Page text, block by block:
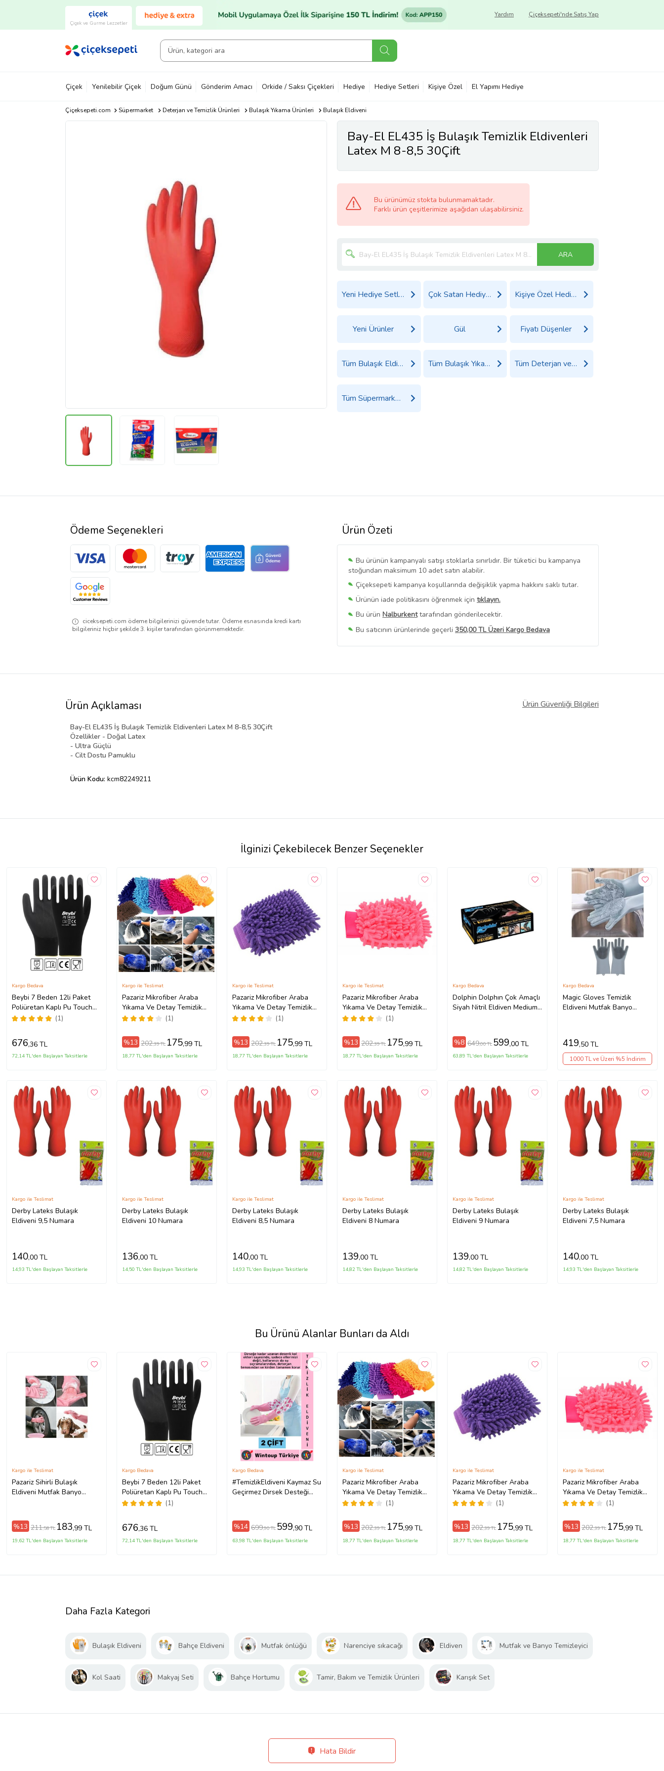
Çiçek ve Gurme Lezzetler
Çiçeksepeti'nde Satış Yap
Yardım
Çiçek Yenilebilir Çiçek Doğum Günü Gönderim Amacı Orkide / Saksı Çiçekleri Hediye Hediye Setleri Kişiye Özel El Yapımı Hediye
Çiçeksepeti.com Süpermarket Deterjan ve Temizlik Ürünleri Bulaşık Yıkama Ürünleri Bulaşık Eldiveni
Bay-El EL435 İş Bulaşık Temizlik Eldivenleri
Latex M 8-8,5 30Çift
Bu ürünümüz stokta bulunmamaktadır.
Farklı ürün çeşitlerimize aşağıdan ulaşabilirsiniz.
ARA
Yeni Hediye Setleri Çok Satan Hediyeler Kişiye Özel Hediyeler
Yeni Ürünler Gül Fiyatı Düşenler
Tüm Bulaşık Eldiveni Ürünleri Tüm Bulaşık Yıkama Ürünleri Ürünleri Tüm Deterjan ve Temizlik Ürünleri Ürünleri
Tüm Süpermarket Ürünleri
Ürün Özeti
Bu ürünün kampanyalı satışı stoklarla sınırlıdır. Bir tüketici bu kampanya
stoğundan maksimum 10 adet satın alabilir.
Çiçeksepeti kampanya koşullarında değişiklik yapma hakkını saklı tutar.
Ürünün iade politikasını öğrenmek için tıklayın.
Bu ürün Nalburkenttarafından gönderilecektir.
Bu satıcının ürünlerinde geçerli 350,00 TL Üzeri Kargo Bedava
Bu SatıcınınTüm Ürünlerini Görüntüle
Ödeme Seçenekleri
ciceksepeti.com ödeme bilgilerinizi güvende tutar. Ödeme esnasında kredi kartı
bilgileriniz hiçbir şekilde 3. kişiler tarafından görünmemektedir.
Ürün Açıklaması Ürün Güvenliği Bilgileri
Bay-El EL435 İş Bulaşık Temizlik Eldivenleri Latex M 8-8,5 30Çift
Özellikler - Doğal Latex
- Ultra Güçlü
- Cilt Dostu Pamuklu
Ürün Kodu: kcm82249211
İlginizi Çekebilecek Benzer Seçenekler
Beybi 7 Beden 12li Paket
Poliüretan Kaplı Pu Touch
Siyah Montaj Eldiven EN388
(1)
Kargo Bedava
676,36 TL
72,14 TL'den Başlayan Taksitlerle
Pazariz Mikrofiber Araba
Yıkama Ve Detay Temizlik
Eldiveni Çift Taraflı
(1)
Kargo ile Teslimat
%13 202,39 TL 175,99 TL
18,77 TL'den Başlayan Taksitlerle
Pazariz Mikrofiber Araba
Yıkama Ve Detay Temizlik
Eldiveni Çift Taraflı
(1)
Kargo ile Teslimat
%13 202,39 TL 175,99 TL
18,77 TL'den Başlayan Taksitlerle
Pazariz Mikrofiber Araba
Yıkama Ve Detay Temizlik
Eldiveni Çift Taraflı
(1)
Kargo ile Teslimat
%13 202,39 TL 175,99 TL
18,77 TL'den Başlayan Taksitlerle
Dolphin Dolphın Çok Amaçlı
Siyah Nitril Eldiven Medium
Kargo Bedava
%8 649,00 TL 599,00 TL
63,89 TL'den Başlayan Taksitlerle
Magic Gloves Temizlik
Eldiveni Mutfak Banyo
Kargo Bedava
419,50 TL
1000 TL ve Üzeri %5 İndirim
Derby Lateks Bulaşık
Eldiveni 9,5 Numara
Kargo ile Teslimat
140,00 TL
14,93 TL'den Başlayan Taksitlerle
Derby Lateks Bulaşık
Eldiveni 10 Numara
Kargo ile Teslimat
136,00 TL
14,50 TL'den Başlayan Taksitlerle
Derby Lateks Bulaşık
Eldiveni 8,5 Numara
Kargo ile Teslimat
140,00 TL
14,93 TL'den Başlayan Taksitlerle
Derby Lateks Bulaşık
Eldiveni 8 Numara
Kargo ile Teslimat
139,00 TL
14,82 TL'den Başlayan Taksitlerle
Derby Lateks Bulaşık
Eldiveni 9 Numara
Kargo ile Teslimat
139,00 TL
14,82 TL'den Başlayan Taksitlerle
Derby Lateks Bulaşık
Eldiveni 7,5 Numara
Kargo ile Teslimat
140,00 TL
14,93 TL'den Başlayan Taksitlerle
Bu Ürünü Alanlar Bunları da Aldı
Pazariz Sihirli Bulaşık
Eldiveni Mutfak Banyo
Kargo ile Teslimat
%13 211,58 TL 183,99 TL
19,62 TL'den Başlayan Taksitlerle
Beybi 7 Beden 12li Paket
Poliüretan Kaplı Pu Touch
Siyah Montaj Eldiven EN388
(1)
Kargo Bedava
676,36 TL
72,14 TL'den Başlayan Taksitlerle
#TemizlikEldiveni Kaymaz Su
Geçirmez Dirsek Desteği
Kargo Bedava
%14 699,90 TL 599,90 TL
63,98 TL'den Başlayan Taksitlerle
Pazariz Mikrofiber Araba
Yıkama Ve Detay Temizlik
Eldiveni Çift Taraflı
(1)
Kargo ile Teslimat
%13 202,39 TL 175,99 TL
18,77 TL'den Başlayan Taksitlerle
Pazariz Mikrofiber Araba
Yıkama Ve Detay Temizlik
Eldiveni Çift Taraflı
(1)
Kargo ile Teslimat
%13 202,39 TL 175,99 TL
18,77 TL'den Başlayan Taksitlerle
Pazariz Mikrofiber Araba
Yıkama Ve Detay Temizlik
Eldiveni Çift Taraflı
(1)
Kargo ile Teslimat
%13 202,39 TL 175,99 TL
18,77 TL'den Başlayan Taksitlerle
Daha Fazla Kategori
Bulaşık Eldiveni Bahçe Eldiveni Mutfak önlüğü Narenciye sıkacağı Eldiven Mutfak ve Banyo Temizleyici
Kol Saati Makyaj Seti Bahçe Hortumu Tamir, Bakım ve Temizlik Ürünleri Karışık Set
Hata Bildir